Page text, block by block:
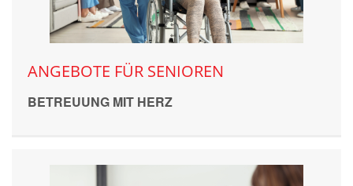
ANGEBOTE FÜR SENIOREN
BETREUUNG MIT HERZ